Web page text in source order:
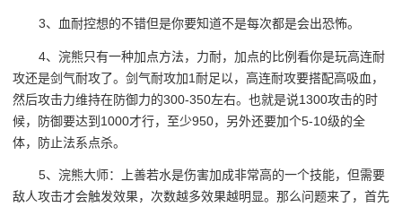
3、血耐控想的不错但是你要知道不是每次都是会出恐怖。
4、浣熊只有一种加点方法，力耐，加点的比例看你是玩高连耐
攻还是剑气耐攻了。剑气耐攻加1耐足以，高连耐攻要搭配高吸血，
然后攻击力维持在防御力的300-350左右。也就是说1300攻击的时
候，防御要达到1000才行，至少950，另外还要加个5-10级的全
体，防止法系点杀。
5、浣熊大师：上善若水是伤害加成非常高的一个技能，但需要
敌人攻击才会触发效果，次数越多效果越明显。那么问题来了，首先